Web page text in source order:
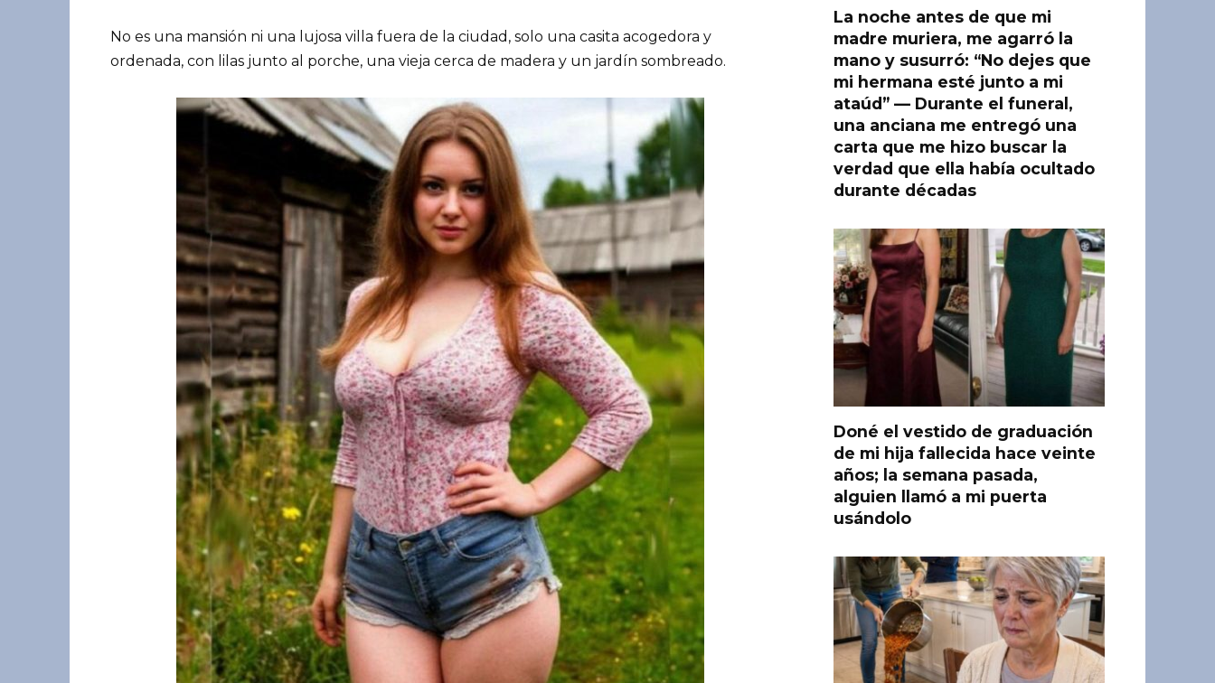
No es una mansión ni una lujosa villa fuera de la ciudad, solo una casita acogedora y
ordenada, con lilas junto al porche, una vieja cerca de madera y un jardín sombreado.
La noche antes de que mi
madre muriera, me agarró la
mano y susurró: “No dejes que
mi hermana esté junto a mi
ataúd” — Durante el funeral,
una anciana me entregó una
carta que me hizo buscar la
verdad que ella había ocultado
durante décadas
Doné el vestido de graduación
de mi hija fallecida hace veinte
años; la semana pasada,
alguien llamó a mi puerta
usándolo